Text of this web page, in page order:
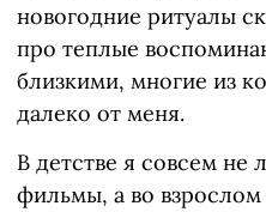
новогодние ритуалы
про теплые
близкими, многие из
далеко от меня.
В детстве я совсем не
фильмы, а во взрослом